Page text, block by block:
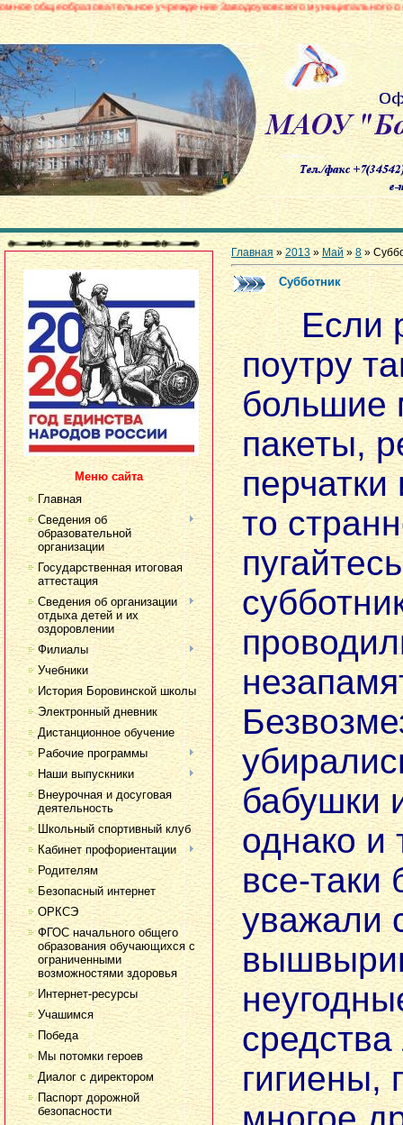
учреждение Заводоуковского муниципального округа
Меню сайта
Главная
Сведения об
образовательной
организации
Государственная итоговая
аттестация
Сведения об организации
отдыха детей и их
оздоровлении
Филиалы
Учебники
История Боровинской школы
Электронный дневник
Дистанционное обучение
Рабочие программы
Наши выпускники
Внеурочная и досуговая
деятельность
Школьный спортивный клуб
Кабинет профориентации
Родителям
Безопасный интернет
ОРКСЭ
ФГОС начального общего
образования обучающихся с
ограниченными
возможностями здоровья
Интернет-ресурсы
Учашимся
Победа
Мы потомки героев
Диалог с директором
Паспорт дорожной
безопасности
Главная »2013 » Май » 8 »
Субботник
Если
поутру
большие
пакеты,
перчатки
то
бабушки
однако и
все-таки
уважали
гигиены,